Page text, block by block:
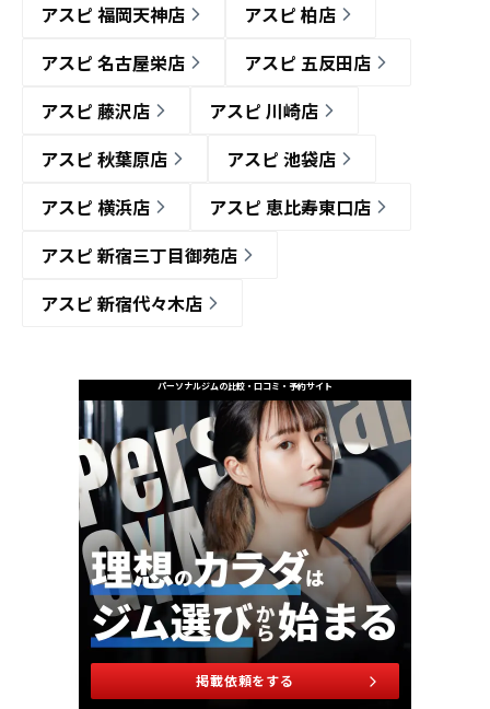
アスピ 福岡天神店
アスピ 柏店
アスピ 名古屋栄店
アスピ 五反田店
アスピ 藤沢店
アスピ 川崎店
アスピ 秋葉原店
アスピ 池袋店
アスピ 横浜店
アスピ 恵比寿東口店
アスピ 新宿三丁目御苑店
アスピ 新宿代々木店
パーソナルジムの比較・口コミ・予約サイト
掲載依頼をする